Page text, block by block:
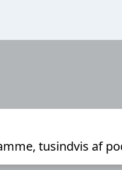
tusindvis af